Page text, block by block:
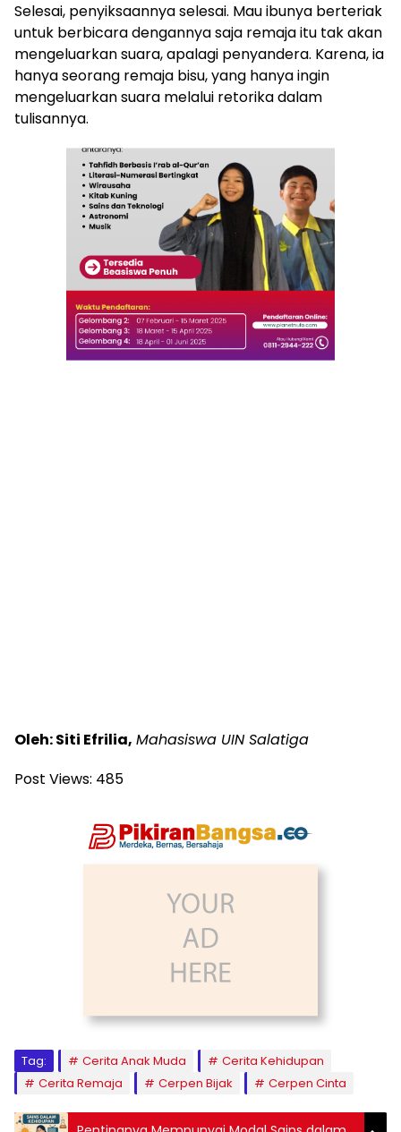
Selesai, penyiksaannya selesai. Mau ibunya berteriak
untuk berbicara dengannya saja remaja itu tak akan
mengeluarkan suara, apalagi penyandera. Karena, ia
hanya seorang remaja bisu, yang hanya ingin
mengeluarkan suara melalui retorika dalam
tulisannya.
Oleh: Siti Efrilia, Mahasiswa UIN Salatiga
Post Views: 485
Tag: Cerita Anak Muda
Cerita Kehidupan
Cerita Remaja
Cerpen Bijak Cerpen Cinta